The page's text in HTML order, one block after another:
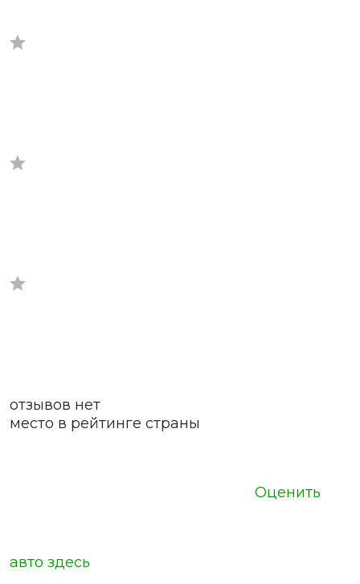
отзывов нет
место в рейтинге страны
Оценить
авто здесь